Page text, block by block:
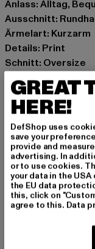
Anlass: Alltag,
Ausschnitt:
Ärmelart: Kurzarm
Details: Print
Schnitt: Oversize
Marke: 2Y Studios
Kat.: T-Shirts
Farbe: schwarz
Hersteller Farbe:
Art.Nr: TO10016-
Hersteller: 2Y
Hollefeldstraße
GRÖSSE
GREAT
HERE!
DefShop uses
save your
provide and
advertising. In
or to use cookies.
your data in the
the EU data
this, click on
agree to this. Data